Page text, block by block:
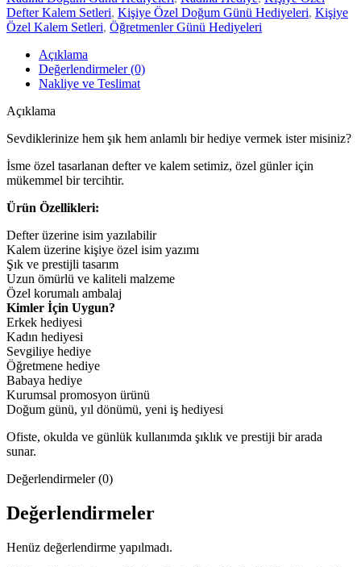
Defter Kalem Setleri, Kişiye Özel Doğum Günü Hediyeleri, Kişiye
Özel Kalem Setleri, Öğretmenler Günü Hediyeleri
Açıklama
Değerlendirmeler (0)
Nakliye ve Teslimat
Açıklama
Sevdiklerinize hem şık hem anlamlı bir hediye vermek ister misiniz?
İsme özel tasarlanan defter ve kalem setimiz, özel günler için
mükemmel bir tercihtir.
Ürün Özellikleri:
Defter üzerine isim yazılabilir
Kalem üzerine kişiye özel isim yazımı
Şık ve prestijli tasarım
Uzun ömürlü ve kaliteli malzeme
Özel korumalı ambalaj
Kimler İçin Uygun?
Erkek hediyesi
Kadın hediyesi
Sevgiliye hediye
Öğretmene hediye
Babaya hediye
Kurumsal promosyon ürünü
Doğum günü, yıl dönümü, yeni iş hediyesi
Ofiste, okulda ve günlük kullanımda şıklık ve prestiji bir arada
sunar.
Değerlendirmeler (0)
Değerlendirmeler
Henüz değerlendirme yapılmadı.